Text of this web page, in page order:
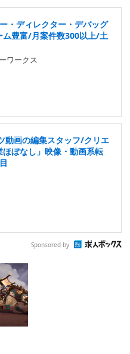
・ディレクター・デバッグ
豊富/月案件数300以上/土
ワークス
動画の編集スタッフ/クリエ
ぼなし」映像・動画系転
Sponsored by